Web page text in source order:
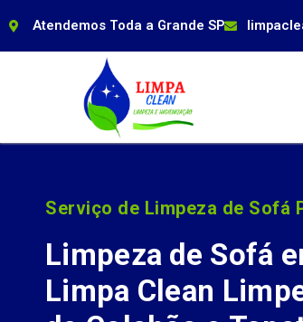
Atendemos Toda a Grande SP
Serviço de Limpeza de Sofá
Limpeza de Sofá
Limpa Clean